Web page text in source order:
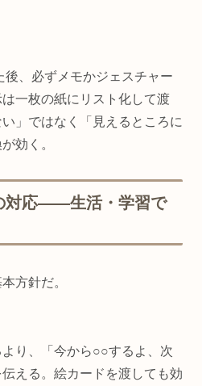
後、必ずメモかジェスチャー
一枚の紙にリスト化して渡
」ではなく「見えるところに
効く。
対応——生活・学習で
方針だ。
り、「今から○○するよ、次
える。絵カードを渡しても効